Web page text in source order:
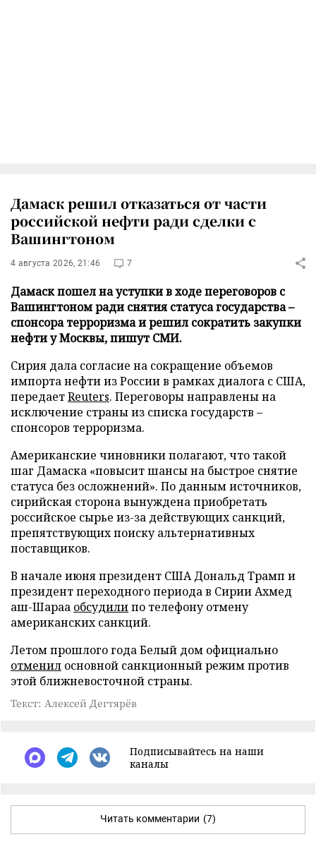
Дамаск решил отказаться от части
российской нефти ради сделки с
Вашингтоном
4 августа 2026, 21:46 7
Дамаск пошел на уступки в ходе переговоров с
Вашингтоном ради снятия статуса государства –
спонсора терроризма и решил сократить закупки
нефти у Москвы, пишут СМИ.
Сирия дала согласие на сокращение объемов
импорта нефти из России в рамках диалога с США,
передаетReuters. Переговоры направлены на
исключение страны из списка государств –
спонсоров терроризма.
Американские чиновники полагают, что такой
шаг Дамаска «повысит шансы на быстрое снятие
статуса без осложнений». По данным источников,
сирийская сторона вынуждена приобретать
российское сырье из-за действующих санкций,
препятствующих поиску альтернативных
поставщиков.
В начале июня президент США Дональд Трамп и
президент переходного периода в Сирии Ахмед
аш-Шараа обсудилипо телефону отмену
американских санкций.
Летом прошлого года Белый дом официально
отменил основной санкционный режим против
этой ближневосточной страны.
Текст: Алексей Дегтярёв
Подписывайтесь на наши
каналы
Читать комментарии (7)